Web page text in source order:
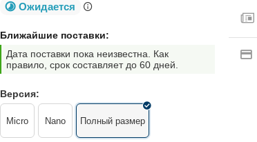
Ожидается
Ближайшие поставки:
Дата поставки пока неизвестна. Как
правило, срок составляет до 60 дней.
Версия:
Micro Nano Полный размер